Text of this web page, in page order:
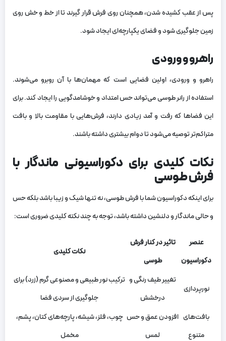
پس از عقب کشیده شدن، همچنان روی فرش قرار گیرند تا از خط و خش روی
زمین جلوگیری شود و فضای یکپارچه‌ای ایجاد شود.
راهرو و ورودی
راهرو و ورودی، اولین فضایی است که مهمان‌ها با آن روبرو می‌شوند.
استفاده از رانر طوسی می‌تواند حس امتداد و خوشامدگویی را ایجاد کند. برای
این فضاها که رفت‌ و آمد زیادی دارند، فرش‌هایی با مقاومت بالا و بافت
متراکم‌تر توصیه می‌شود تا دوام بیشتری داشته باشند.
نکات کلیدی برای دکوراسیونی ماندگار با
فرش طوسی
برای اینکه دکوراسیون شما با فرش طوسی، نه تنها شیک و زیبا باشد بلکه حس
و حالی ماندگار و دلنشین داشته باشد، توجه به چند نکته کلیدی ضروری است:
عنصر
دکوراسیون
تاثیر در کنار فرش
طوسی
نکات کلیدی
نورپردازی
تغییر طیف رنگی و
درخشش
ترکیب نور طبیعی و مصنوعی گرم (زرد) برای
جلوگیری از سردی فضا
بافت‌های
متنوع
افزودن عمق و حس
لمس
چوب، فلز، شیشه، پارچه‌های کتان، پشم،
مخمل